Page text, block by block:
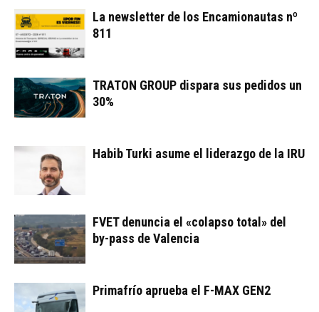
La newsletter de los Encamionautas nº
811
TRATON GROUP dispara sus pedidos un
30%
Habib Turki asume el liderazgo de la IRU
FVET denuncia el «colapso total» del
by-pass de Valencia
Primafrío aprueba el F-MAX GEN2